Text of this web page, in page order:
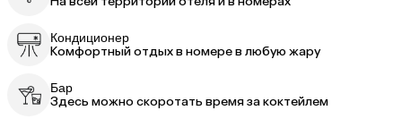
Кондиционер
Комфортный отдых в номере в любую жару
Бар
Здесь можно скоротать время за коктейлем